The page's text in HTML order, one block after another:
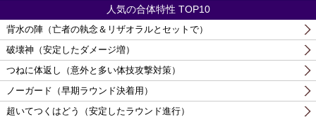
人気の合体特性 TOP10
背水の陣（亡者の執念＆リザオラルとセットで）
破壊神（安定したダメージ増）
つねに体返し（意外と多い体技攻撃対策）
ノーガード（早期ラウンド決着用）
超いてつくはどう（安定したラウンド進行）